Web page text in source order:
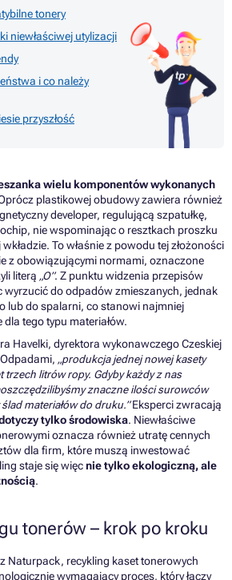
tonery
niewłaściwej utylizacji
i co należy
przyszłość
wielu komponentów wykonanych
plastikowej obudowy zawiera również
developer, regulującą szpatułkę,
nie wspominając o resztkach proszku
To właśnie z powodu tej złożoności
z obowiązującymi normami, oznaczone
literą „O”. Z punktu widzenia przepisów
wyrzucić do odpadów zmieszanych, jednak
lub do spalarni, co stanowi najmniej
tego typu materiałów.
Havelki, dyrektora wykonawczegoCzeskiej
, „produkcja jednej nowej kasety
trzech litrów ropy. Gdyby każdy z nas
znaczne ilości surowców
materiałów do druku.”Eksperci zwracają
tylko środowiska. Niewłaściwe
oznacza również utratę cennych
dla firm, które muszą inwestować
staje się więcnie tylko ekologiczną, ale
.
tonerów – krok po kroku
Naturpack, recykling kaset tonerowych
wymagający proces, który łączy